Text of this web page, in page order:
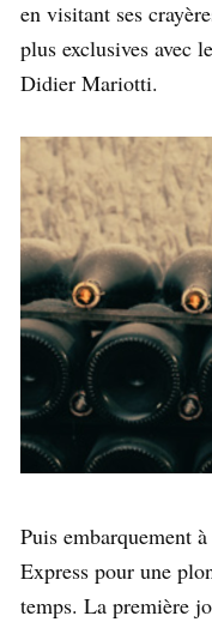
en visitant ses
plus exclusives avec
Didier Mariotti.
Puis embarquement
Express pour une
temps. La première